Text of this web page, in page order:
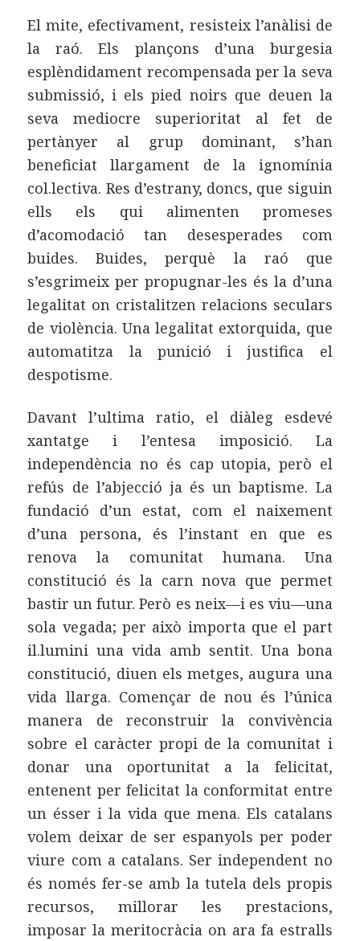
El mite, efectivament, resisteix l’anàlisi de
la raó. Els plançons d’una burgesia
esplèndidament recompensada per la seva
submissió, i els pied noirs que deuen la
seva mediocre superioritat al fet de
pertànyer al grup dominant, s’han
beneficiat llargament de la ignomínia
col.lectiva. Res d’estrany, doncs, que siguin
ells els qui alimenten promeses
d’acomodació tan desesperades com
buides. Buides, perquè la raó que
s’esgrimeix per propugnar-les és la d’una
legalitat on cristalitzen relacions seculars
de violència. Una legalitat extorquida, que
automatitza la punició i justifica el
despotisme.
Davant l’ultima ratio, el diàleg esdevé
xantatge i l’entesa imposició. La
independència no és cap utopia, però el
refús de l’abjecció ja és un baptisme. La
fundació d’un estat, com el naixement
d’una persona, és l’instant en que es
renova la comunitat humana. Una
constitució és la carn nova que permet
bastir un futur. Però es neix—i es viu—una
sola vegada; per això importa que el part
il.lumini una vida amb sentit. Una bona
constitució, diuen els metges, augura una
vida llarga. Començar de nou és l’única
manera de reconstruir la convivència
sobre el caràcter propi de la comunitat i
donar una oportunitat a la felicitat,
entenent per felicitat la conformitat entre
un ésser i la vida que mena. Els catalans
volem deixar de ser espanyols per poder
viure com a catalans. Ser independent no
és només fer-se amb la tutela dels propis
recursos, millorar les prestacions,
imposar la meritocràcia on ara fa estralls